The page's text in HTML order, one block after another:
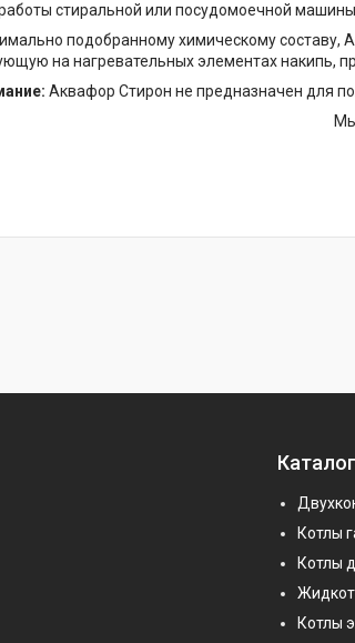
стиральной или посудомоечной
подобранному химическому
на нагревательных элементах накипь,
Аквафор Стирон не предназначен для
Котлы
Котлы
Котлы